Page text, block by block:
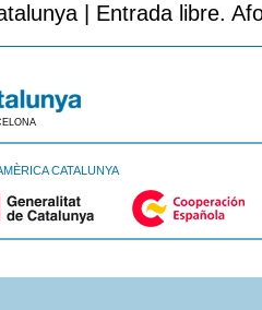
| Entrada libre.
CATALUNYA